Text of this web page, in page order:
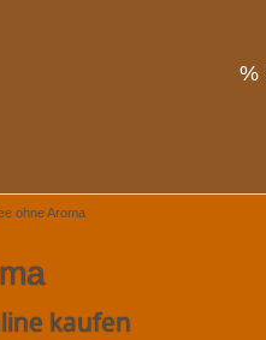
%
ohne Aroma
kaufen